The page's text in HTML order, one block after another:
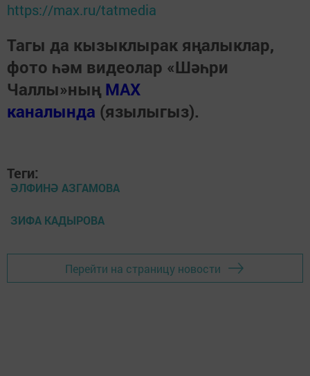
https://max.ru/tatmedia
Тагы да кызыклырак яңалыклар,
фото һәм видеолар «Шәһри
Чаллы»ның MAX
каналында (язылыгыз).
Теги:
ӘЛФИНӘ АЗГАМОВА
ЗИФА КАДЫРОВА
Перейти на страницу новости